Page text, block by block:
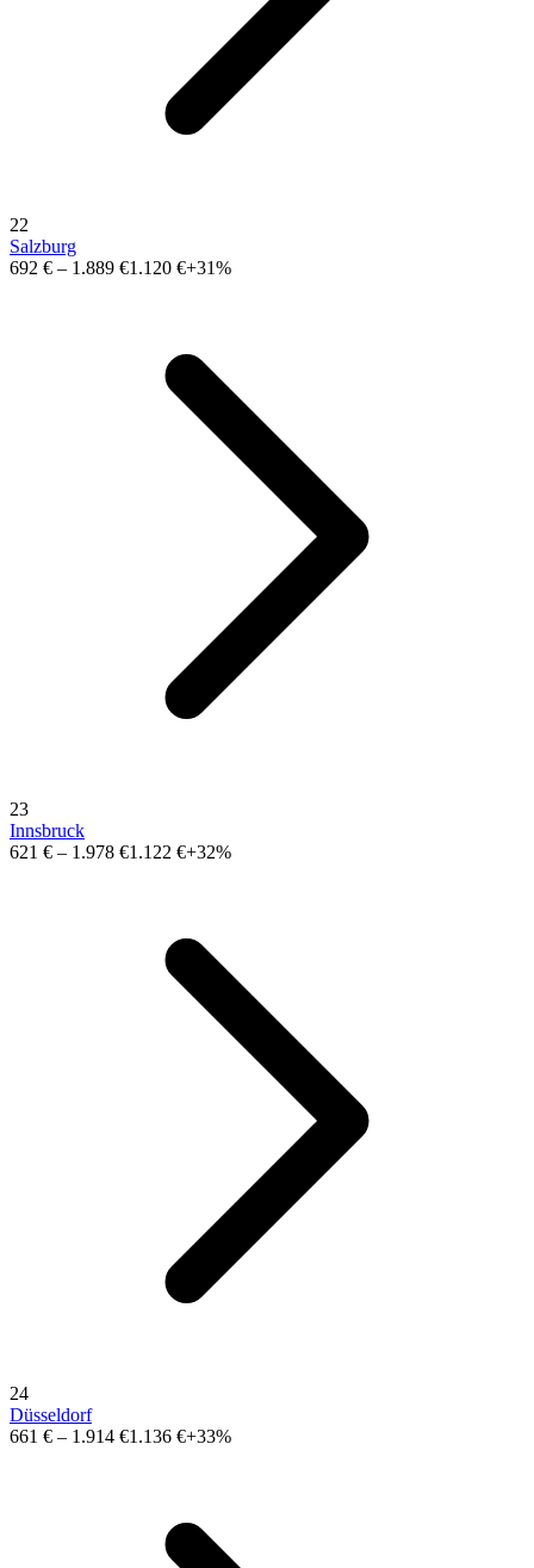
22
Salzburg
692 € – 1.889 €1.120 €+31%
23
Innsbruck
621 € – 1.978 €1.122 €+32%
24
Düsseldorf
661 € – 1.914 €1.136 €+33%